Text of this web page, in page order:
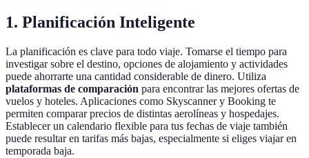
1. Planificación Inteligente
La planificación es clave para todo viaje. Tomarse el tiempo para
investigar sobre el destino, opciones de alojamiento y actividades
puede ahorrarte una cantidad considerable de dinero. Utiliza
plataformas de comparación para encontrar las mejores ofertas de
vuelos y hoteles. Aplicaciones como Skyscanner y Booking te
permiten comparar precios de distintas aerolíneas y hospedajes.
Establecer un calendario flexible para tus fechas de viaje también
puede resultar en tarifas más bajas, especialmente si eliges viajar en
temporada baja.